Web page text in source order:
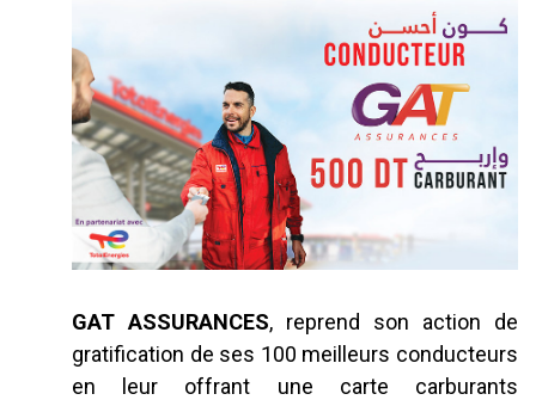
GAT ASSURANCES, reprend son action de
gratification de ses 100 meilleurs conducteurs
en leur offrant une carte carburants